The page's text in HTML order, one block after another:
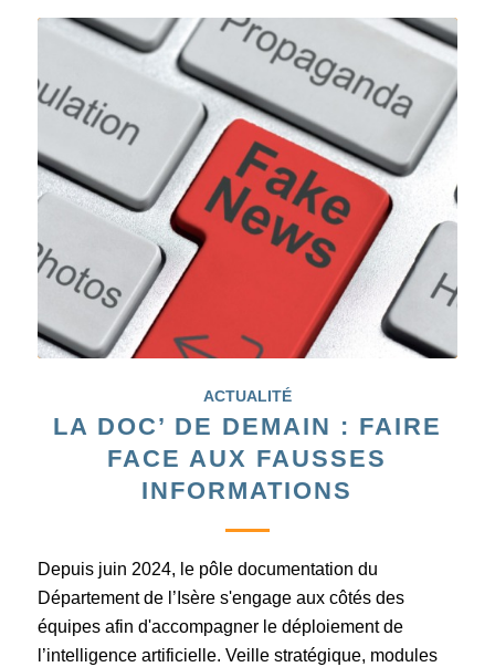
ACTUALITÉ
LA DOC’ DE DEMAIN : FAIRE
FACE AUX FAUSSES
INFORMATIONS
Depuis juin 2024, le pôle documentation du
Département de l’Isère s'engage aux côtés des
équipes afin d'accompagner le déploiement de
l’intelligence artificielle. Veille stratégique, modules